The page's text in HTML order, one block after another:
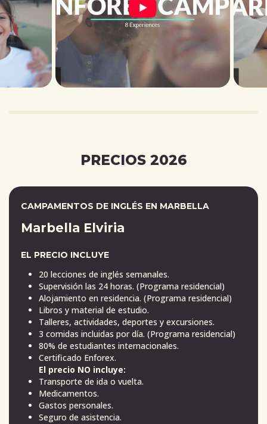
PRECIOS 2026
CAMPAMENTOS DE INGLÉS EN MARBELLA
Marbella Elviria
EL PRECIO INCLUYE
20 lecciones de inglés semanales.
Supervisión las 24 horas. (Programa residencial)
Alojamiento en residencia. (Programa residencial)
Libros y material de estudio.
Talleres, actividades, deportes y excursiones.
3 comidas incluidas por día. (Programa residencial)
80% de estudiantes internacionales.
Certificado Enforex.
El precio NO incluye:
Transporte de ida o vuelta.
Medicamentos.
Gastos personales.
Seguro de asistencia.